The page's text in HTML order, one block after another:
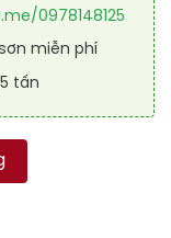
0978148125
miễn phí
tấn
lượng